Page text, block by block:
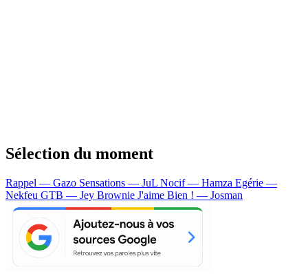
Sélection du moment
Rappel — Gazo Sensations — JuL Nocif — Hamza Egérie —
Nekfeu GTB — Jey Brownie J'aime Bien ! — Josman